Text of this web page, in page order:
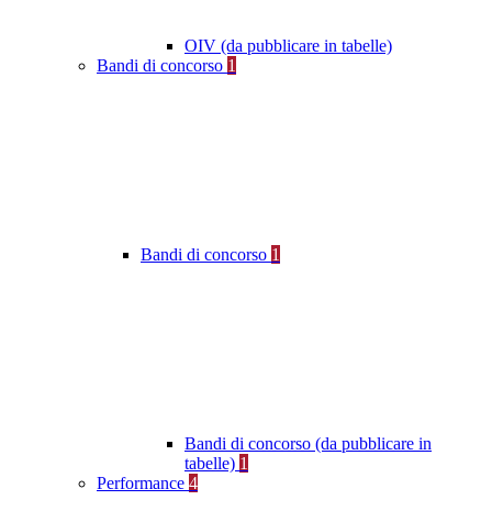
OIV (da pubblicare in tabelle)
Bandi di concorso 1
Bandi di concorso 1
Bandi di concorso (da pubblicare in
tabelle) 1
Performance 4